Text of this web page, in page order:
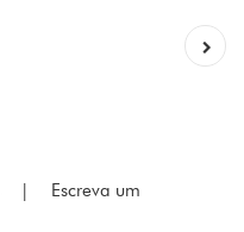
| Escreva um